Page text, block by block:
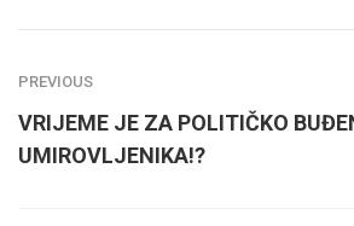
PREVIOUS
VRIJEME JE ZA POLITIČKO
UMIROVLJENIKA!?